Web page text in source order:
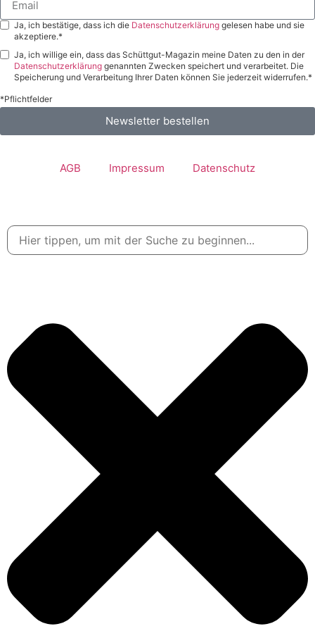
Ja, ich bestätige, dass ich die Datenschutzerklärung gelesen habe und sie
akzeptiere.*
Ja, ich willige ein, dass das Schüttgut-Magazin meine Daten zu den in der
Datenschutzerklärung genannten Zwecken speichert und verarbeitet. Die
Speicherung und Verarbeitung Ihrer Daten können Sie jederzeit widerrufen.*
*Pflichtfelder
Newsletter bestellen
AGB Impressum Datenschutz